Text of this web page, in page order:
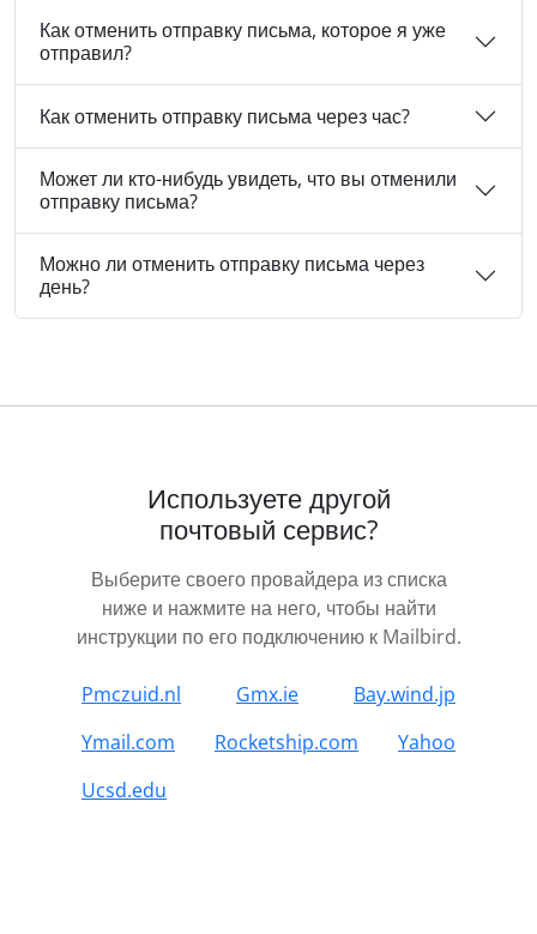
Как отменить отправку письма, которое я уже
отправил?
Как отменить отправку письма через час?
Может ли кто-нибудь увидеть, что вы отменили
отправку письма?
Можно ли отменить отправку письма через
день?
Используете другой
почтовый сервис?
Выберите своего провайдера из списка
ниже и нажмите на него, чтобы найти
инструкции по его подключению к Mailbird.
Pmczuid.nl Gmx.ie
Bay.wind.jp
Ymail.com
Rocketship.com
Yahoo
Ucsd.edu